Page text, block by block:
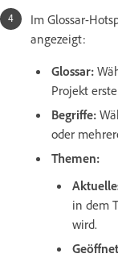
Im Glossar-
angezeigt:
Glossar:
Projekt
Begriffe:
oder
Themen:
in dem
wird.